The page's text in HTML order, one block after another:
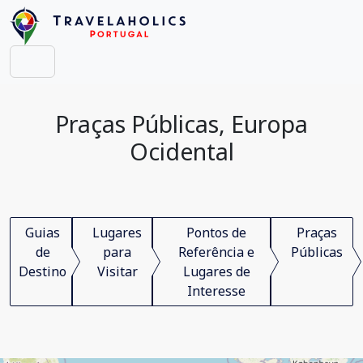
Praças Públicas, Europa
Ocidental
Guias
de
Destino
Lugares
para
Visitar
Pontos de
Referência e
Lugares de
Interesse
Praças
Públicas